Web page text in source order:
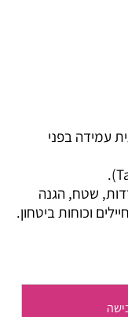
עמידה בפני
שטח, הגנה